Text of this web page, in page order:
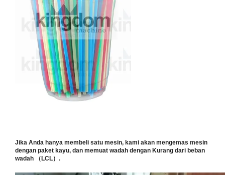
Jika Anda hanya membeli satu mesin, kami akan mengemas mesin
dengan paket kayu, dan memuat wadah dengan Kurang dari beban
wadah （LCL）.